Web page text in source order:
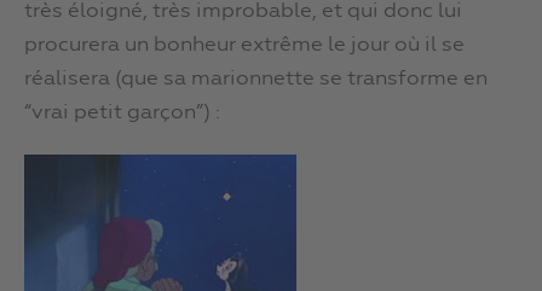
très éloigné, très improbable, et qui donc lui
procurera un bonheur extrême le jour où il se
réalisera (que sa marionnette se transforme en
“vrai petit garçon”) :